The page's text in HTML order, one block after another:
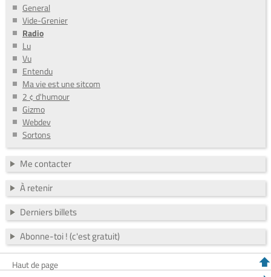
General
Vide-Grenier
Radio
Lu
Vu
Entendu
Ma vie est une sitcom
2 ¢ d'humour
Gizmo
Webdev
Sortons
Me contacter
À retenir
Derniers billets
Abonne-toi ! (c'est gratuit)
Haut de page